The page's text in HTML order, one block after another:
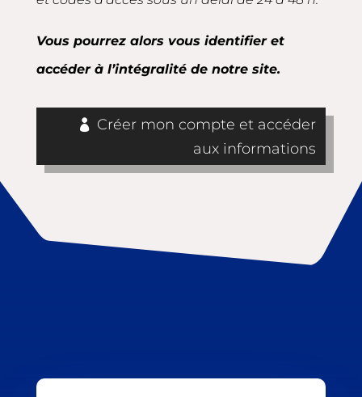
Vous pourrez alors vous identifier et
accéder à l’intégralité de notre site.
Créer mon compte et accéder
aux informations